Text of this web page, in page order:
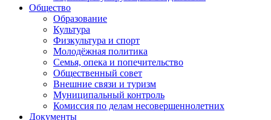
Общество
Образование
Культура
Физкультура и спорт
Молодёжная политика
Семья, опека и попечительство
Общественный совет
Внешние связи и туризм
Муниципальный контроль
Комиссия по делам несовершеннолетних
Документы